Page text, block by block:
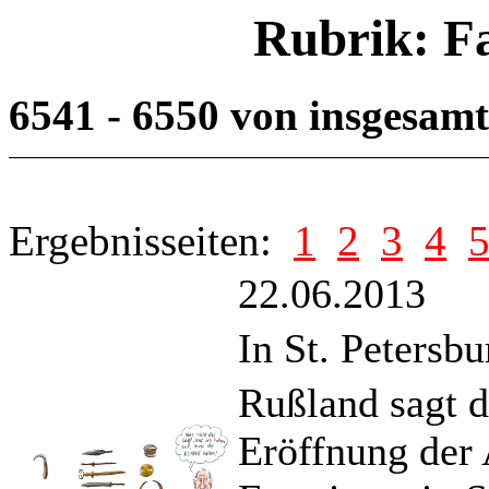
Rubrik:
6541 - 6550 von
Ergebnisseiten: 1 2 3 4 5
22.06.2013
In St.
Rußland sagt
Eröffnung der